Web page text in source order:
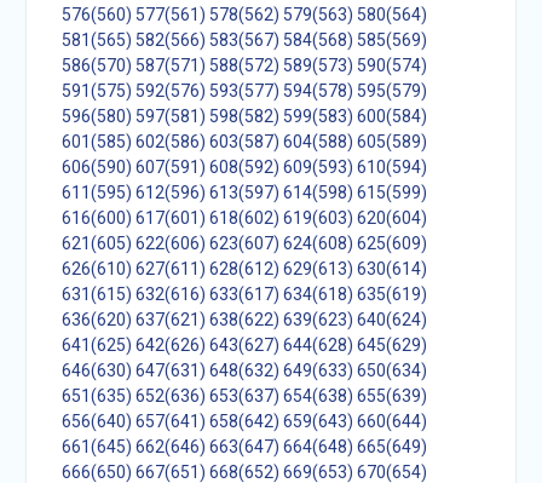
576(560) 577(561) 578(562) 579(563) 580(564)
581(565) 582(566) 583(567) 584(568) 585(569)
586(570) 587(571) 588(572) 589(573) 590(574)
591(575) 592(576) 593(577) 594(578) 595(579)
596(580) 597(581) 598(582) 599(583) 600(584)
601(585) 602(586) 603(587) 604(588) 605(589)
606(590) 607(591) 608(592) 609(593) 610(594)
611(595) 612(596) 613(597) 614(598) 615(599)
616(600) 617(601) 618(602) 619(603) 620(604)
621(605) 622(606) 623(607) 624(608) 625(609)
626(610) 627(611) 628(612) 629(613) 630(614)
631(615) 632(616) 633(617) 634(618) 635(619)
636(620) 637(621) 638(622) 639(623) 640(624)
641(625) 642(626) 643(627) 644(628) 645(629)
646(630) 647(631) 648(632) 649(633) 650(634)
651(635) 652(636) 653(637) 654(638) 655(639)
656(640) 657(641) 658(642) 659(643) 660(644)
661(645) 662(646) 663(647) 664(648) 665(649)
666(650) 667(651) 668(652) 669(653) 670(654)